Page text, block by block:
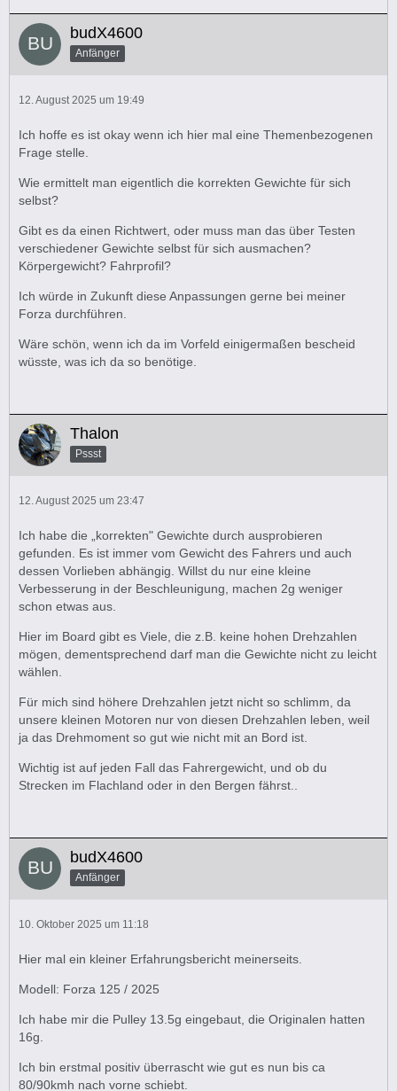
budX4600
Anfänger
12. August 2025 um 19:49
Ich hoffe es ist okay wenn ich hier mal eine Themenbezogenen
Frage stelle.
Wie ermittelt man eigentlich die korrekten Gewichte für sich
selbst?
Gibt es da einen Richtwert, oder muss man das über Testen
verschiedener Gewichte selbst für sich ausmachen?
Körpergewicht? Fahrprofil?
Ich würde in Zukunft diese Anpassungen gerne bei meiner
Forza durchführen.
Wäre schön, wenn ich da im Vorfeld einigermaßen bescheid
wüsste, was ich da so benötige.
Thalon
Pssst
12. August 2025 um 23:47
Ich habe die „korrekten" Gewichte durch ausprobieren
gefunden. Es ist immer vom Gewicht des Fahrers und auch
dessen Vorlieben abhängig. Willst du nur eine kleine
Verbesserung in der Beschleunigung, machen 2g weniger
schon etwas aus.
Hier im Board gibt es Viele, die z.B. keine hohen Drehzahlen
mögen, dementsprechend darf man die Gewichte nicht zu leicht
wählen.
Für mich sind höhere Drehzahlen jetzt nicht so schlimm, da
unsere kleinen Motoren nur von diesen Drehzahlen leben, weil
ja das Drehmoment so gut wie nicht mit an Bord ist.
Wichtig ist auf jeden Fall das Fahrergewicht, und ob du
Strecken im Flachland oder in den Bergen fährst..
budX4600
Anfänger
10. Oktober 2025 um 11:18
Hier mal ein kleiner Erfahrungsbericht meinerseits.
Modell: Forza 125 / 2025
Ich habe mir die Pulley 13.5g eingebaut, die Originalen hatten
16g.
Ich bin erstmal positiv überrascht wie gut es nun bis ca
80/90kmh nach vorne schiebt.